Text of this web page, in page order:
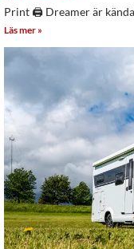
Print 🖨 Dreamer är
Läs mer »